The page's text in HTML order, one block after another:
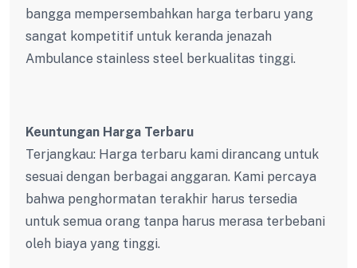
bangga mempersembahkan harga terbaru yang
sangat kompetitif untuk keranda jenazah
Ambulance stainless steel berkualitas tinggi.
Keuntungan Harga Terbaru
Terjangkau: Harga terbaru kami dirancang untuk
sesuai dengan berbagai anggaran. Kami percaya
bahwa penghormatan terakhir harus tersedia
untuk semua orang tanpa harus merasa terbebani
oleh biaya yang tinggi.